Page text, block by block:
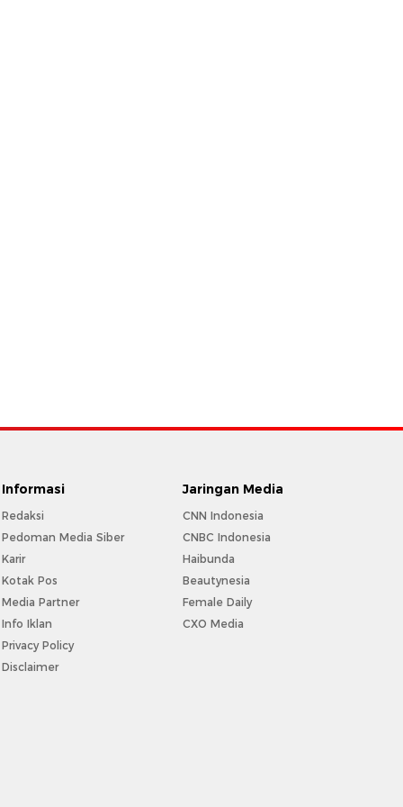
Informasi
Redaksi
Pedoman Media Siber
Karir
Kotak Pos
Media Partner
Info Iklan
Privacy Policy
Disclaimer
Jaringan Media
CNN Indonesia
CNBC Indonesia
Haibunda
Beautynesia
Female Daily
CXO Media